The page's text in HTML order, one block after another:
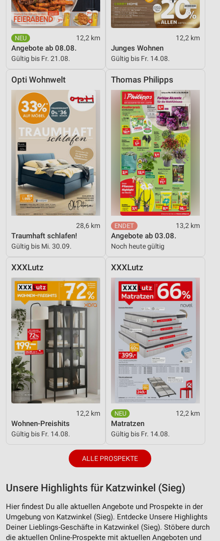
12,2 km
Angebote ab 08.08.
Gültig bis Fr. 21.08.
12,2 km
Junges Wohnen
Gültig bis Fr. 14.08.
Opti Wohnwelt
28,6 km
Traumhaft schlafen!
Gültig bis Mi. 30.09.
Thomas Philipps
13,2 km
Angebote ab 03.08.
Noch heute gültig
XXXLutz
12,2 km
Wohnen-Preishits
Gültig bis Fr. 14.08.
XXXLutz
12,2 km
Matratzen
Gültig bis Fr. 14.08.
ALLE PROSPEKTE
Unsere Highlights für Katzwinkel (Sieg)
Hier findest Du alle aktuellen Angebote und Prospekte in der
Umgebung von Katzwinkel (Sieg). Entdecke Unsere Highlights
Deiner Lieblings-Geschäfte in Katzwinkel (Sieg). Stöbere durch
die aktuellen Online-Prospekte mit aktuellen Angeboten und
Performance
Funktional
Werbung